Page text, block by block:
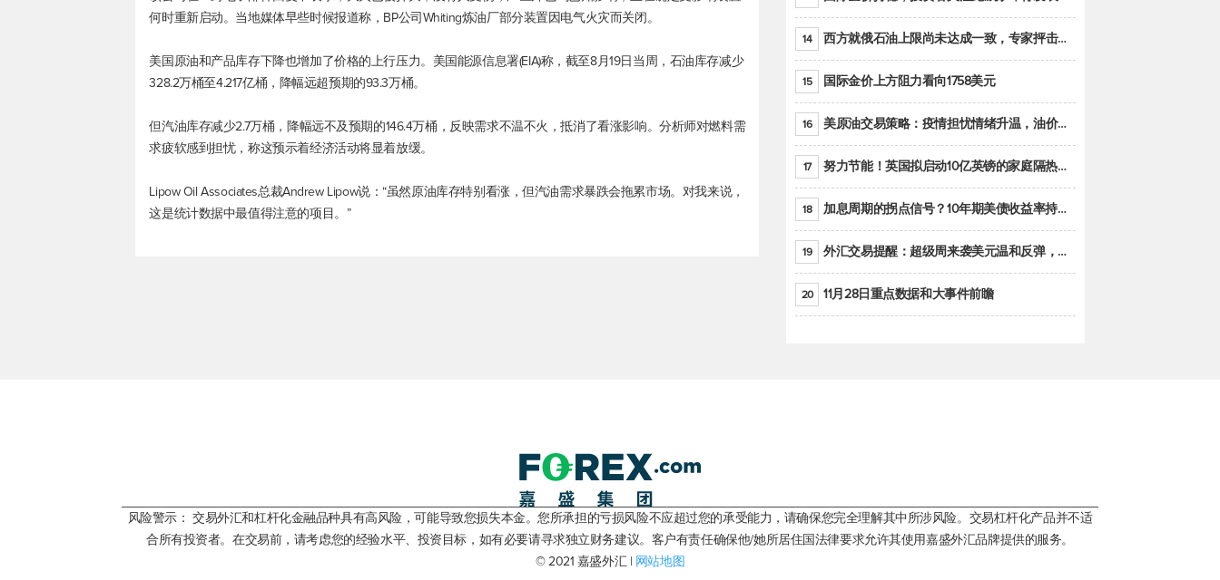
何时重新启动。当地媒体早些时候报道称，BP公司Whiting炼油厂部分装置因电气火灾而关闭。
美国原油和产品库存下降也增加了价格的上行压力。美国能源信息署(EIA)称，截至8月19日当周，石油库存减少
328.2万桶至4.217亿桶，降幅远超预期的93.3万桶。
但汽油库存减少2.7万桶，降幅远不及预期的146.4万桶，反映需求不温不火，抵消了看涨影响。分析师对燃料需
求疲软感到担忧，称这预示着经济活动将显着放缓。
Lipow Oil Associates总裁Andrew Lipow说：“虽然原油库存特别看涨，但汽油需求暴跌会拖累市场。对我来说，
这是统计数据中最值得注意的项目。”
14 西方就俄石油上限尚未达成一致，专家抨击限价是无用功
15 国际金价上方阻力看向1758美元
16 美原油交易策略：疫情担忧情绪升温，油价跌创年内新低
17 努力节能！英国拟启动10亿英镑的家庭隔热工程 减少能源消耗
18 加息周期的拐点信号？10年期美债收益率持续低于联邦基金利率目标区间
19 外汇交易提醒：超级周来袭美元温和反弹，警惕筑底可能性
20 11月28日重点数据和大事件前瞻
风险警示： 交易外汇和杠杆化金融品种具有高风险，可能导致您损失本金。您所承担的亏损风险不应超过您的承受能力，请确保您完全理解其中所涉风险。交易杠杆化产品并不适
合所有投资者。在交易前，请考虑您的经验水平、投资目标，如有必要请寻求独立财务建议。客户有责任确保他/她所居住国法律要求允许其使用嘉盛外汇品牌提供的服务。
© 2021 嘉盛外汇 | 网站地图